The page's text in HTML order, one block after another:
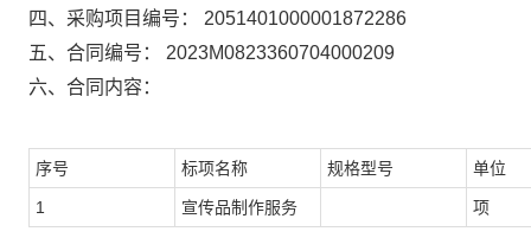
四、采购项目编号：
2051401000001872286
五、合同编号：
2023M0823360704000209
六、合同内容：
序号 标项名称 规格型号 单位
1 宣传品制作服务 项